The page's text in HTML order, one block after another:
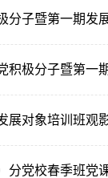
子暨第一期发
极分子暨第一
对象培训班观
党校春季班党